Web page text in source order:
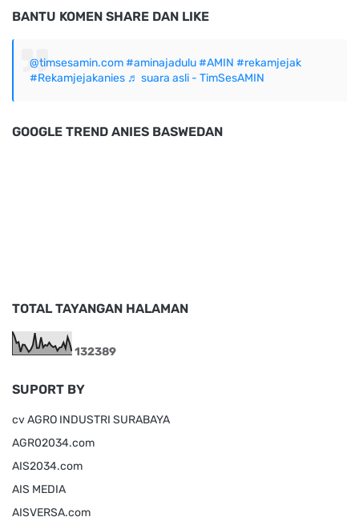
BANTU KOMEN SHARE DAN LIKE
@timsesamin.com#aminajadulu#AMIN #rekamjejak
#Rekamjejakanies ♬ suara asli - TimSesAMIN
GOOGLE TREND ANIES BASWEDAN
TOTAL TAYANGAN HALAMAN
132389
SUPORT BY
cv AGRO INDUSTRI SURABAYA
AGR02034.com
AIS2034.com
AIS MEDIA
AISVERSA.com